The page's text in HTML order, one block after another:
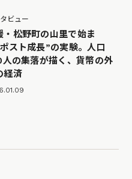
ビュー
・松野町の山里で始ま
スト成長”の実験。人口
の集落が描く、貨幣の外
経済